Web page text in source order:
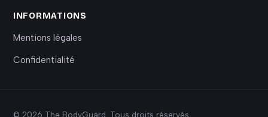
INFORMATIONS
Mentions légales
Confidentialité
© 2026 The BodyGuard. Tous droits réservés.